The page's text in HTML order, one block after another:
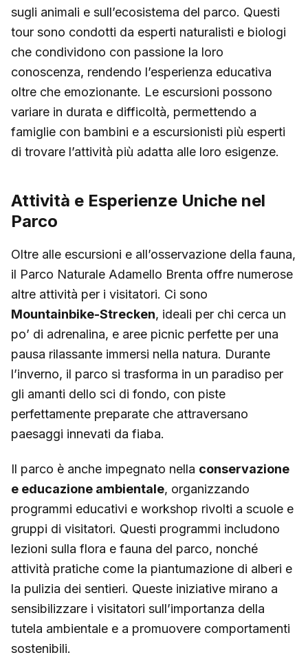
sugli animali e sull’ecosistema del parco. Questi
tour sono condotti da esperti naturalisti e biologi
che condividono con passione la loro
conoscenza, rendendo l’esperienza educativa
oltre che emozionante. Le escursioni possono
variare in durata e difficoltà, permettendo a
famiglie con bambini e a escursionisti più esperti
di trovare l’attività più adatta alle loro esigenze.
Attività e Esperienze Uniche nel
Parco
Oltre alle escursioni e all’osservazione della fauna,
il Parco Naturale Adamello Brenta offre numerose
altre attività per i visitatori. Ci sono
Mountainbike-Strecken, ideali per chi cerca un
po’ di adrenalina, e aree picnic perfette per una
pausa rilassante immersi nella natura. Durante
l’inverno, il parco si trasforma in un paradiso per
gli amanti dello sci di fondo, con piste
perfettamente preparate che attraversano
paesaggi innevati da fiaba.
Il parco è anche impegnato nella conservazione
e educazione ambientale, organizzando
programmi educativi e workshop rivolti a scuole e
gruppi di visitatori. Questi programmi includono
lezioni sulla flora e fauna del parco, nonché
attività pratiche come la piantumazione di alberi e
la pulizia dei sentieri. Queste iniziative mirano a
sensibilizzare i visitatori sull’importanza della
tutela ambientale e a promuovere comportamenti
sostenibili.